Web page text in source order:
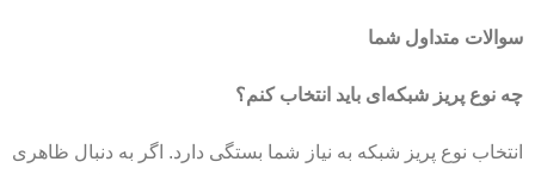
سوالات متداول شما
چه نوع پریز شبکه‌ای باید انتخاب کنم؟
انتخاب نوع پریز شبکه به نیاز شما بستگی دارد. اگر به دنبال ظاهری